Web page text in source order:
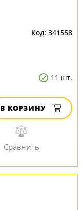
341558
11 шт.
В КОРЗИНУ